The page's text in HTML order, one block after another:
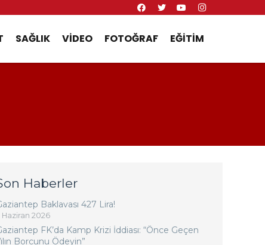
SAĞLIK VIDEO FOTOĞRAF EĞITIM
Haberler
Baklavası 427 Lira!
Haziran 2026
FK’da Kamp Krizi İddiası: “Önce Geçen
Borcunu Ödeyin”